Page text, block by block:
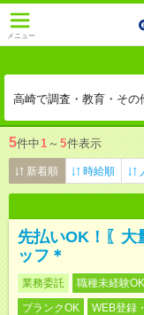
メニュー
高崎で調査・教育・その
5件中1 ～ 5件表示
新着順 時給順
先払いOK！〖大
ッフ＊
業務委託 職種未経験OK
ブランクOK
WEB登録